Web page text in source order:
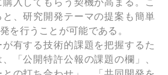
、研究開発テーマの提案も簡単
を行うことが可能である。
有する技術的課題を把握するた
「公開特許公報の課題の欄」、